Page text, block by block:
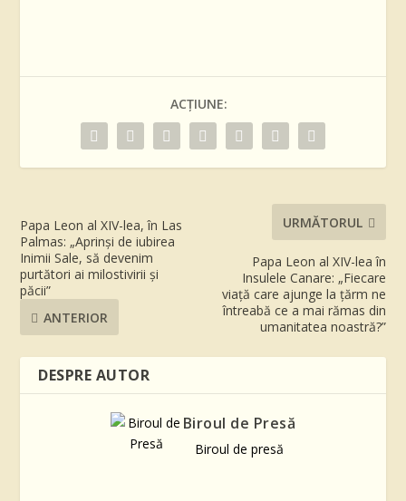
ACȚIUNE:
Papa Leon al XIV-lea, în Las
Palmas: „Aprinși de iubirea
Inimii Sale, să devenim
purtători ai milostivirii și
păcii”
ANTERIOR
URMĂTORUL
Papa Leon al XIV-lea în
Insulele Canare: „Fiecare
viață care ajunge la țărm ne
întreabă ce a mai rămas din
umanitatea noastră?”
DESPRE AUTOR
Biroul de Presă
Biroul de presă